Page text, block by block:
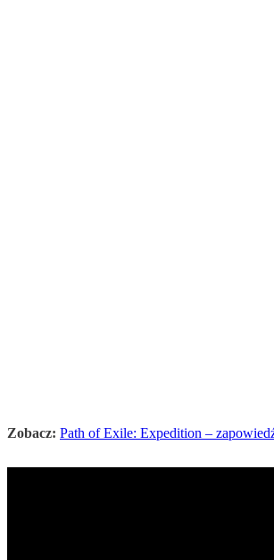
Zobacz: Path of Exile: Expedition –